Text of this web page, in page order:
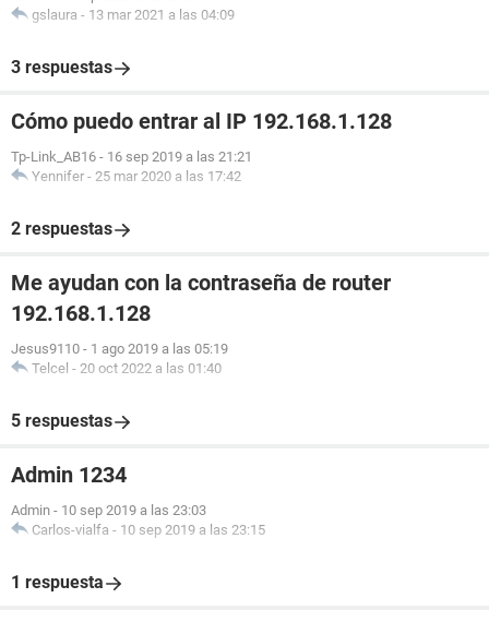
gslaura - 13 mar 2021 a las 04:09
3 respuestas
Cómo puedo entrar al IP 192.168.1.128
Tp-Link_AB16 - 16 sep 2019 a las 21:21
Yennifer - 25 mar 2020 a las 17:42
2 respuestas
Me ayudan con la contraseña de router
192.168.1.128
Jesus9110 - 1 ago 2019 a las 05:19
Telcel - 20 oct 2022 a las 01:40
5 respuestas
Admin 1234
Admin - 10 sep 2019 a las 23:03
Carlos-vialfa - 10 sep 2019 a las 23:15
1 respuesta